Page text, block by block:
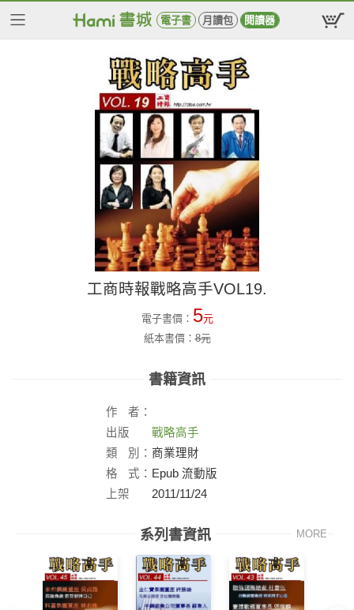
電子書 月讀包 閱讀器
工商時報戰略高手VOL19.
電子書價： 5元
紙本書價：8元
書籍資訊
作
者：
出版
社：
戰略高手
類
別： 商業理財
格
式： Epub 流動版
上架
2011/11/24
系列書資訊 MORE